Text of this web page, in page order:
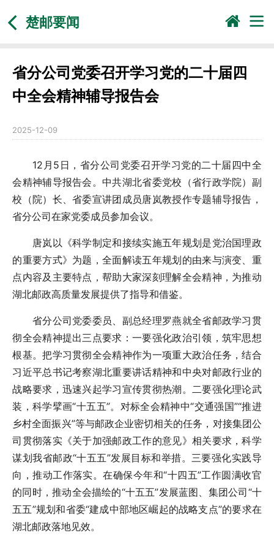
楚邮要闻
省分公司党委召开学习党的二十届四
中全会精神辅导报告会
2025-12-09
12月5日，省分公司党委召开学习党的二十届四中全
会精神辅导报告会。中共湖北省委党校（省行政学院）副
校（院）长、省委宣讲团成员唐岚教授作专题辅导报告，
省分公司在家党委成员参加会议。
唐岚以《科学制定和接续实施五年规划是党治国理政
的重要方式》为题，全面解读五年规划的由来与演变、重
点内容及主要特点，帮助大家深刻理解全会精神，为推动
湖北邮政高质量发展提供了指导和借鉴。
省分公司党委委员、副总经理罗燕就全省邮政学习贯
彻全会精神提出三点要求：一要强化政治引领，筑牢思想
根基。把学习贯彻全会精神作为一项重大政治任务，结合
习近平总书记考察湖北重要讲话精神和中央对邮政行业的
战略要求，迅速兴起学习宣传贯彻热潮。二要强化理论武
装，科学擘画“十五五”。对标全会精神中“交通强国”“推进
乡村全面振兴”等与邮政企业密切相关的任务，对接集团公
司贯彻落实《关于加强邮政工作的意见》相关要求，科学
谋划我省邮政“十五五”发展目标和举措。三要强化实践导
向，推动工作落实。在确保今年和“十四五”工作圆满收官
的同时，推动全会描绘的“十五五”发展蓝图、集团公司“十
五五”规划和省委“建成中部地区崛起的战略支点”的要求在
湖北邮政落地见效。